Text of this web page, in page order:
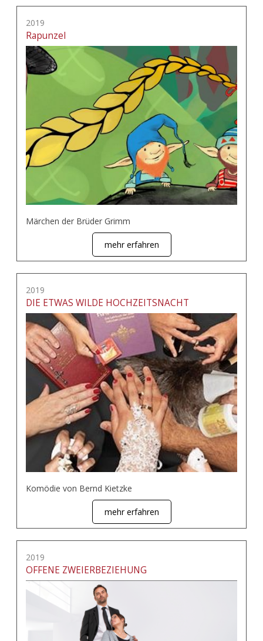
2019
Rapunzel
Märchen der Brüder Grimm
mehr erfahren
2019
DIE ETWAS WILDE HOCHZEITSNACHT
Komödie von Bernd Kietzke
mehr erfahren
2019
OFFENE ZWEIERBEZIEHUNG